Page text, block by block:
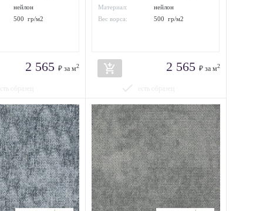
нейлон
500 гр/м2
2 565₽ за м2
Материал:
нейлон
Вес ворса:
500 гр/м2
add_shopping_cart 2 565 ₽ за м2